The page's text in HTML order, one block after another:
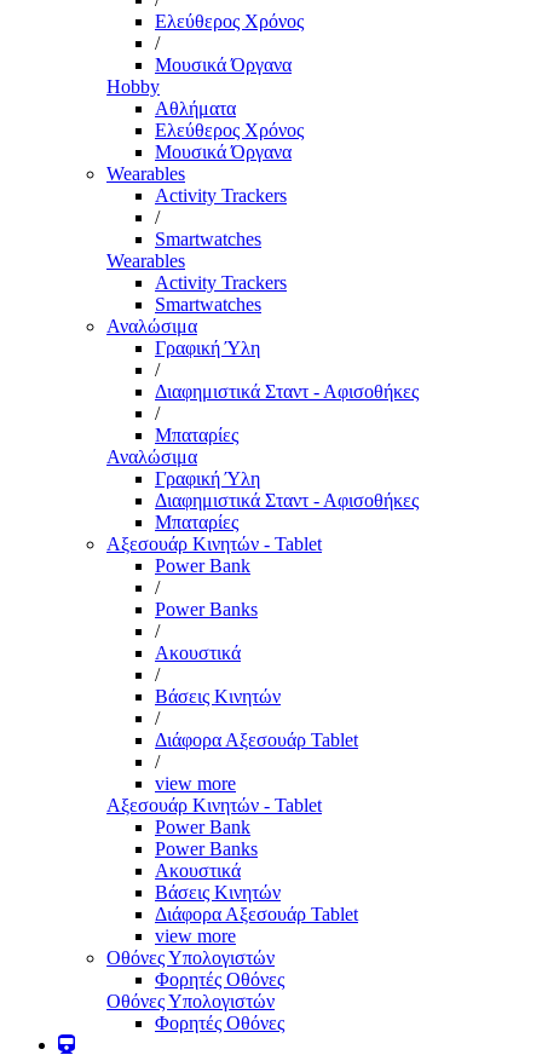
Ελεύθερος Χρόνος
/
Μουσικά Όργανα
Hobby
Αθλήματα
Ελεύθερος Χρόνος
Μουσικά Όργανα
Wearables
Activity Trackers
/
Smartwatches
Wearables
Activity Trackers
Smartwatches
Αναλώσιμα
Γραφική Ύλη
/
Διαφημιστικά Σταντ - Αφισοθήκες
/
Μπαταρίες
Αναλώσιμα
Γραφική Ύλη
Διαφημιστικά Σταντ - Αφισοθήκες
Μπαταρίες
Αξεσουάρ Κινητών - Tablet
Power Bank
/
Power Banks
/
Ακουστικά
/
Βάσεις Κινητών
/
Διάφορα Αξεσουάρ Tablet
/
view more
Αξεσουάρ Κινητών - Tablet
Power Bank
Power Banks
Ακουστικά
Βάσεις Κινητών
Διάφορα Αξεσουάρ Tablet
view more
Οθόνες Υπολογιστών
Φορητές Οθόνες
Οθόνες Υπολογιστών
Φορητές Οθόνες